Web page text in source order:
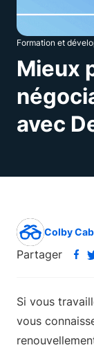
Formation et
Mieux
avec
Colby
Partager
Si vous
vous